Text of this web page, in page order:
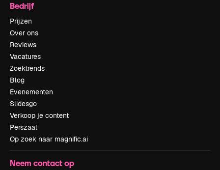
Bedrijf
Prijzen
Over ons
Reviews
Vacatures
Zoektrends
Blog
Evenementen
Slidesgo
Verkoop je content
Perszaal
Op zoek naar magnific.ai
Neem contact op